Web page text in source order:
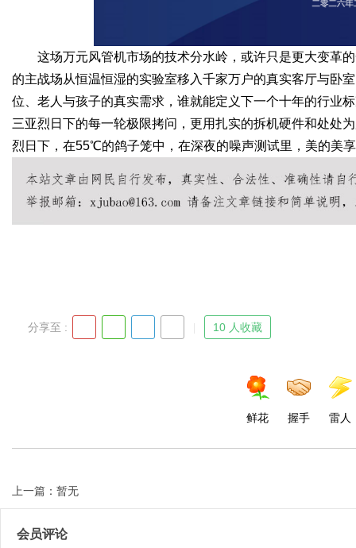
这场万元风管机市场的技术分水岭，或许只是更大变革
的主战场从恒温恒湿的实验室移入千家万户的真实客厅与卧
位、老人与孩子的真实需求，谁就能定义下一个十年的行业
三亚烈日下的每一轮极限拷问，更用扎实的拆机硬件和处处
烈日下，在55℃的鸽子笼中，在深夜的噪声测试里，美的美
分享至 : 10 人收藏
鲜花 握手 雷人
上一篇：暂无
会员评论